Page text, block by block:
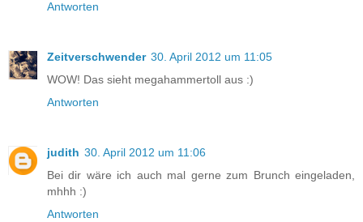
Antworten
Zeitverschwender 30. April 2012 um 11:05
WOW! Das sieht megahammertoll aus :)
Antworten
judith 30. April 2012 um 11:06
Bei dir wäre ich auch mal gerne zum Brunch eingeladen,
mhhh :)
Antworten